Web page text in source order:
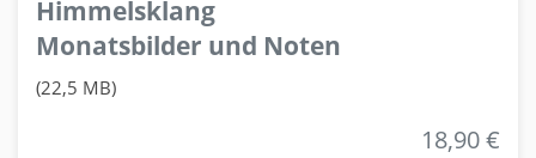
Himmelsklang
Monatsbilder und Noten
(22,5 MB)
18,90 €